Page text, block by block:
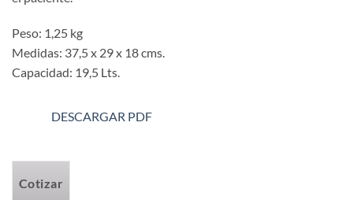
Peso: 1,25 kg
Medidas: 37,5 x 29 x 18 cms.
Capacidad: 19,5 Lts.
DESCARGAR PDF
Cotizar